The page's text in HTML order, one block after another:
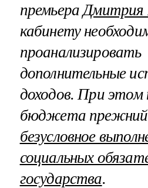
премьера Дмитрия
кабинету
проанализировать
дополнительные
доходов. При
бюджета
безусловное
социальных
государства.